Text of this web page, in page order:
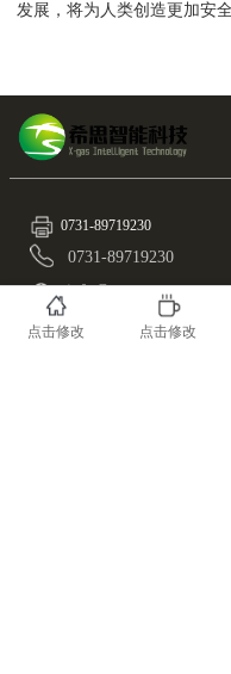
发展，将为人类创造更加安
0731-89719230
info@x-gas.com
湖南.长沙.国家高新区麓谷
0731-89719230
点击修改 点击修改